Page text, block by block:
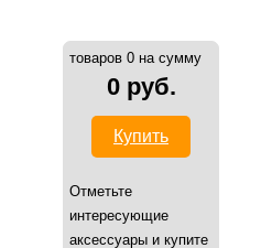
товаров 0 на сумму
0 руб.
Купить
Отметьте
интересующие
аксессуары и купите